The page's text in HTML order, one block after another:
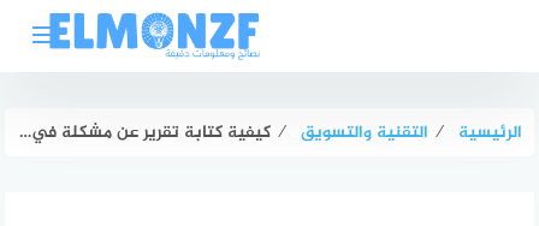
الرئيسية ⁄ التقنية والتسويق ⁄ كيفية كتابة تقرير عن مشكلة في العمل